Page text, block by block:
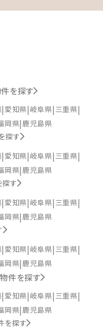
を探す
愛知県 岐阜県 三重県
岡県 鹿児島県
探す
愛知県 岐阜県 三重県
岡県 鹿児島県
探す
愛知県 岐阜県 三重県
岡県 鹿児島県
愛知県 岐阜県 三重県
岡県 鹿児島県
件を探す
愛知県 岐阜県 三重県
岡県 鹿児島県
を探す